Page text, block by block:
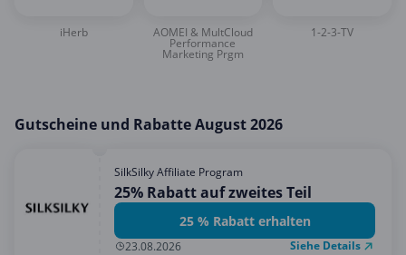
iHerb AOMEI & MultCloud
Performance
Marketing Prgm
1-2-3-TV
Gutscheine und Rabatte August 2026
SilkSilky Affiliate Program
25% Rabatt auf zweites Teil
25 % Rabatt erhalten
23.08.2026 Siehe Details